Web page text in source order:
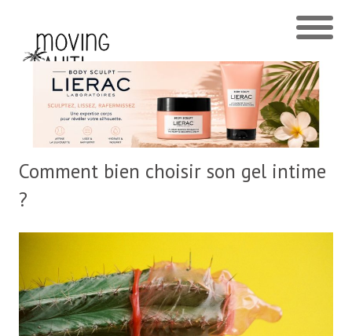
Comment bien choisir son gel intime
?